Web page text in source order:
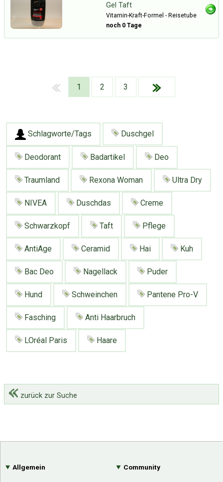
Mit Email Twitter Facebook
Google
Über Tauschbu↔de
Presse News
Kategorien
Erweitere Suche
Suchanfragen
Zufallsartikel
Gel Taft
Vitamin-Kraft-Formel - Reisetube
noch 0 Tage
1 2 3
Schlagworte/Tags Duschgel
Deodorant Badartikel Deo
Traumland Rexona Woman Ultra Dry
NIVEA Duschdas Creme
Schwarzkopf Taft Pflege
AntiAge Ceramid Hai Kuh
Bac Deo Nagellack Puder
Hund Schweinchen Pantene Pro-V
Fasching Anti Haarbruch
LOréal Paris Haare
zurück zur Suche
Allgemein Community